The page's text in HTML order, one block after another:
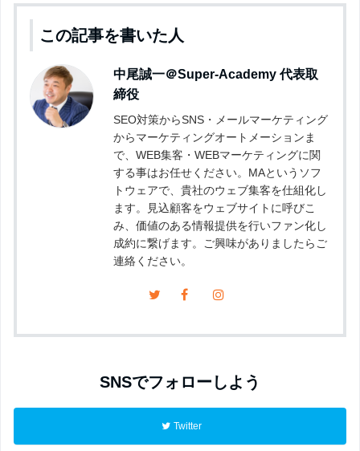
この記事を書いた人
中尾誠一＠Super-Academy代表取
締役
SEO対策からSNS・メールマーケティング
からマーケティングオートメーションま
で、WEB集客・WEBマーケティングに関
する事はお任せください。MAというソフ
トウェアで、貴社のウェブ集客を仕組化し
ます。見込顧客をウェブサイトに呼びこ
み、価値のある情報提供を行いファン化し
成約に繋げます。ご興味がありましたらご
連絡ください。
SNSでフォローしよう
Twitter